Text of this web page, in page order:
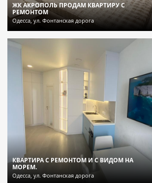
ЖК АКРОПОЛЬ ПРОДАМ КВАРТИРУ С
РЕМОНТОМ
Одесса, ул. Фонтанская дорога
КВАРТИРА С РЕМОНТОМ И С ВИДОМ НА
МОРЕМ.
Одесса, ул. Фонтанская дорога